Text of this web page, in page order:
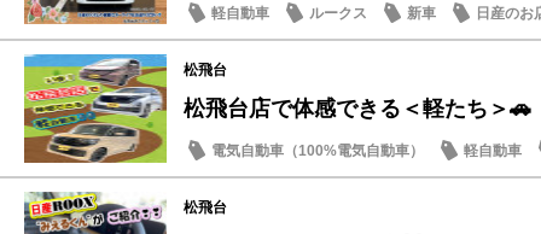
軽自動車 ルークス 新車 日産のお
松飛台
松飛台店で体感できる＜軽たち＞🚗
電気自動車（100%電気自動車）
軽自動車
サクラ
松飛台